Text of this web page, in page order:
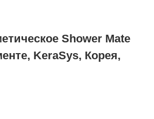
Shower Mate
KeraSys, Корея,